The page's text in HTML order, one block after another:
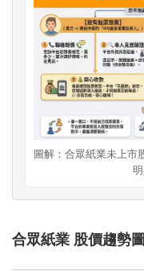
圖解：合眾紙業未上市
合眾紙業 股價趨勢圖